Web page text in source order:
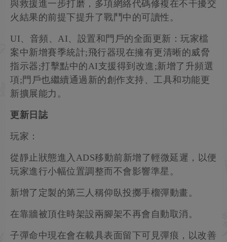
與救援進一步打磨，多項網絡代碼修複在不干擾交
火結果的前提下提升了戰鬥中的可讀性。
UI、音頻、AI、設置和門戶的全面更新：玩家檔
案中新增賽季統計;飛行器現在擁有更清晰的威脅
指示器;打擊點中的AI支援得到改進;新增了升頻選
項;門戶也繼續通過新的創作支持、工具和功能更
新擴展能力。
更新日誌
玩家：
從靜止狀態進入ADS移動前新增了輕微延遲，以便
玩家進行小幅位置調整而不會影響準星。
新增了定製的第三人稱仰臥投擲手榴彈動畫。
在靠牆被頂住時架設兩腳架不再會自動取消。
子彈命中現在會在載具表面留下可見彈痕，以改善